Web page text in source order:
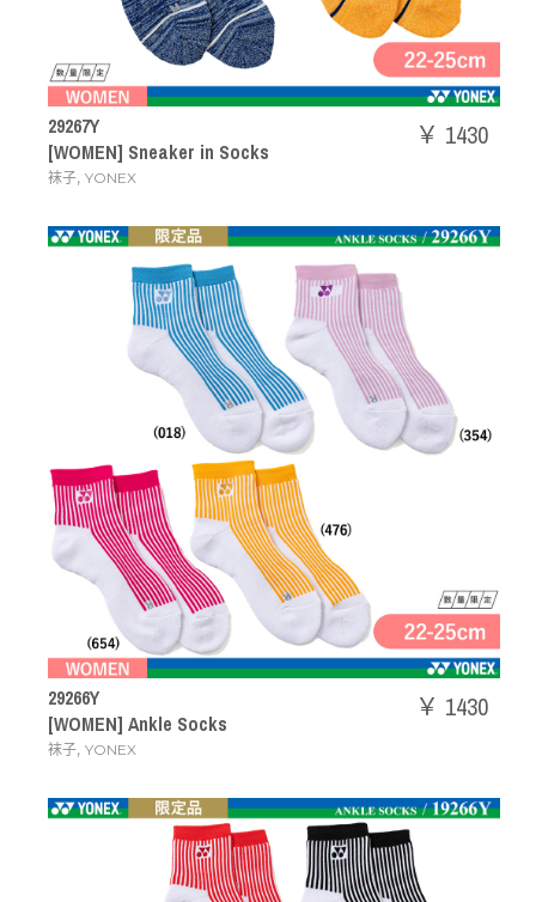
29267Y
[WOMEN] Sneaker in Socks
袜子, YONEX
￥ 1430
29266Y
[WOMEN] Ankle Socks
袜子, YONEX
￥ 1430